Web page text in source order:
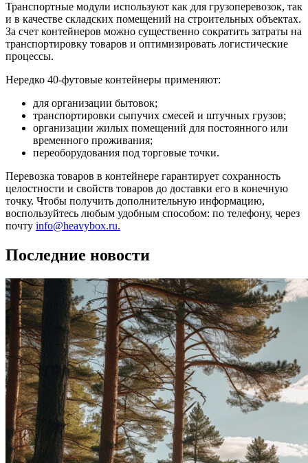
Транспортные модули используют как для грузоперевозок, так
и в качестве складских помещений на строительных объектах.
За счет контейнеров можно существенно сократить затраты на
транспортировку товаров и оптимизировать логистические
процессы.
Нередко 40-футовые контейнеры применяют:
для организации бытовок;
транспортировки сыпучих смесей и штучных грузов;
организации жилых помещений для постоянного или
временного проживания;
переоборудования под торговые точки.
Перевозка товаров в контейнере гарантирует сохранность
целостности и свойств товаров до доставки его в конечную
точку. Чтобы получить дополнительную информацию,
воспользуйтесь любым удобным способом: по телефону, через
почту info@heavybox.ru.
Последние новости